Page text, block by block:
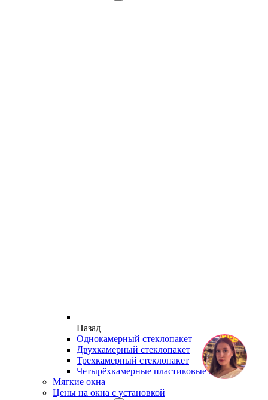
Назад
Однокамерный стеклопакет
Двухкамерный стеклопакет
Трехкамерный стеклопакет
Четырёхкамерные пластиковые окна
Мягкие окна
Цены на окна с установкой